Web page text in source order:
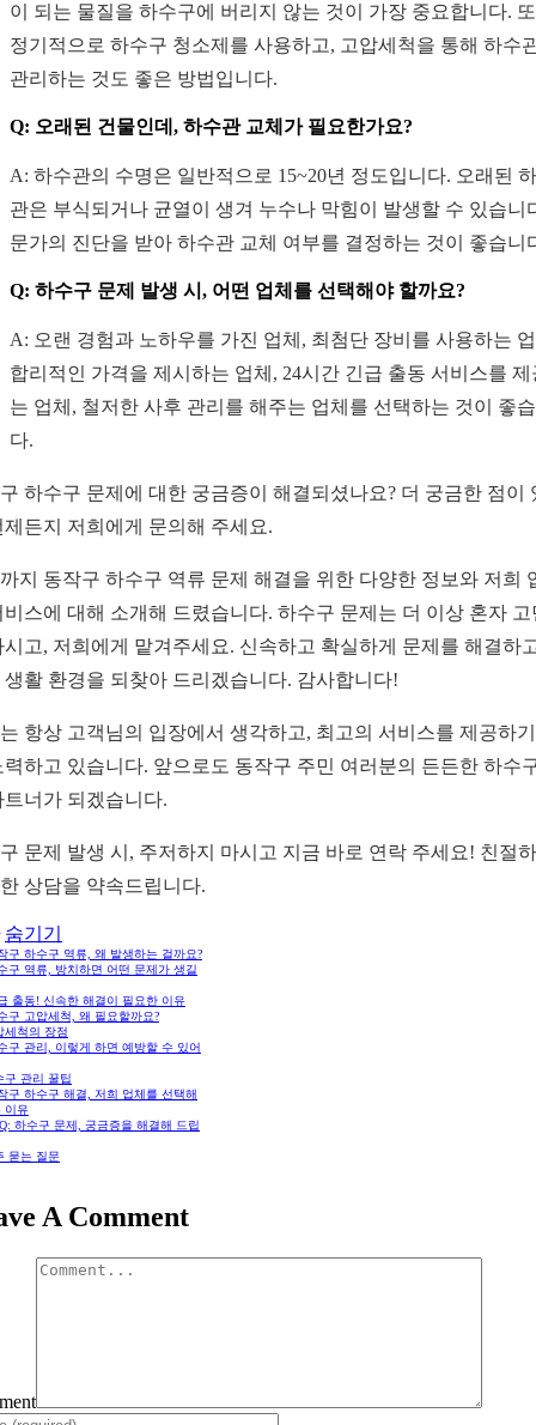
이 되는 물질을 하수구에 버리지 않는 것이 가장 중요합니다.
정기적으로 하수구 청소제를 사용하고, 고압세척을 통해 하수
관리하는 것도 좋은 방법입니다.
Q: 오래된 건물인데, 하수관 교체가 필요한가요?
A: 하수관의 수명은 일반적으로 15~20년 정도입니다. 오래된
관은 부식되거나 균열이 생겨 누수나 막힘이 발생할 수 있습니
문가의 진단을 받아 하수관 교체 여부를 결정하는 것이 좋습니
Q: 하수구 문제 발생 시, 어떤 업체를 선택해야 할까요?
A: 오랜 경험과 노하우를 가진 업체, 최첨단 장비를 사용하는
합리적인 가격을 제시하는 업체, 24시간 긴급 출동 서비스를 제
는 업체, 철저한 사후 관리를 해주는 업체를 선택하는 것이 좋
다.
하수구 문제에 대한 궁금증이 해결되셨나요? 더 궁금한 점이
제든지 저희에게 문의해 주세요.
지 동작구 하수구 역류 문제 해결을 위한 다양한 정보와 저희
비스에 대해 소개해 드렸습니다. 하수구 문제는 더 이상 혼자 고
시고, 저희에게 맡겨주세요. 신속하고 확실하게 문제를 해결하
생활 환경을 되찾아 드리겠습니다. 감사합니다!
항상 고객님의 입장에서 생각하고, 최고의 서비스를 제공하
력하고 있습니다. 앞으로도 동작구 주민 여러분의 든든한 하수
트너가 되겠습니다.
문제 발생 시, 주저하지 마시고 지금 바로 연락 주세요! 친절
상담을 약속드립니다.
숨기기
구 하수구 역류, 왜 발생하는 걸까요?
구 역류, 방치하면 어떤 문제가 생길
출동! 신속한 해결이 필요한 이유
구 고압세척, 왜 필요할까요?
세척의 장점
구 관리, 이렇게 하면 예방할 수 있어
구 관리 꿀팁
구 하수구 해결, 저희 업체를 선택해
이유
하수구 문제, 궁금증을 해결해 드립
묻는 질문
A Comment